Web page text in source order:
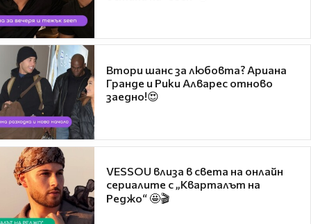
Втори шанс за любовта? Ариана
Гранде и Рики Алварес отново
заедно!😍
VESSOU влиза в света на онлайн
сериалите с „Кварталът на
Реджо“ 🤩🎬